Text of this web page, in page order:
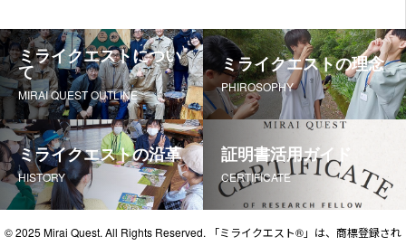
ミライクエストについ
て
MIRAI QUEST OUTLINE
ミライクエストの理念
PHIROSOPHY
ミライクエストの沿革
HISTORY
証明書活用ガイド
CERTIFICATE
© 2025 Mirai Quest. All Rights Reserved. 「ミライクエスト®」は、商標登録され